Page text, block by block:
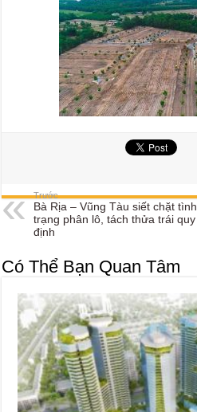
Trước
Bà Rịa – Vũng Tàu siết chặt tình
trạng phân lô, tách thửa trái quy
định
Có Thể Bạn Quan Tâm